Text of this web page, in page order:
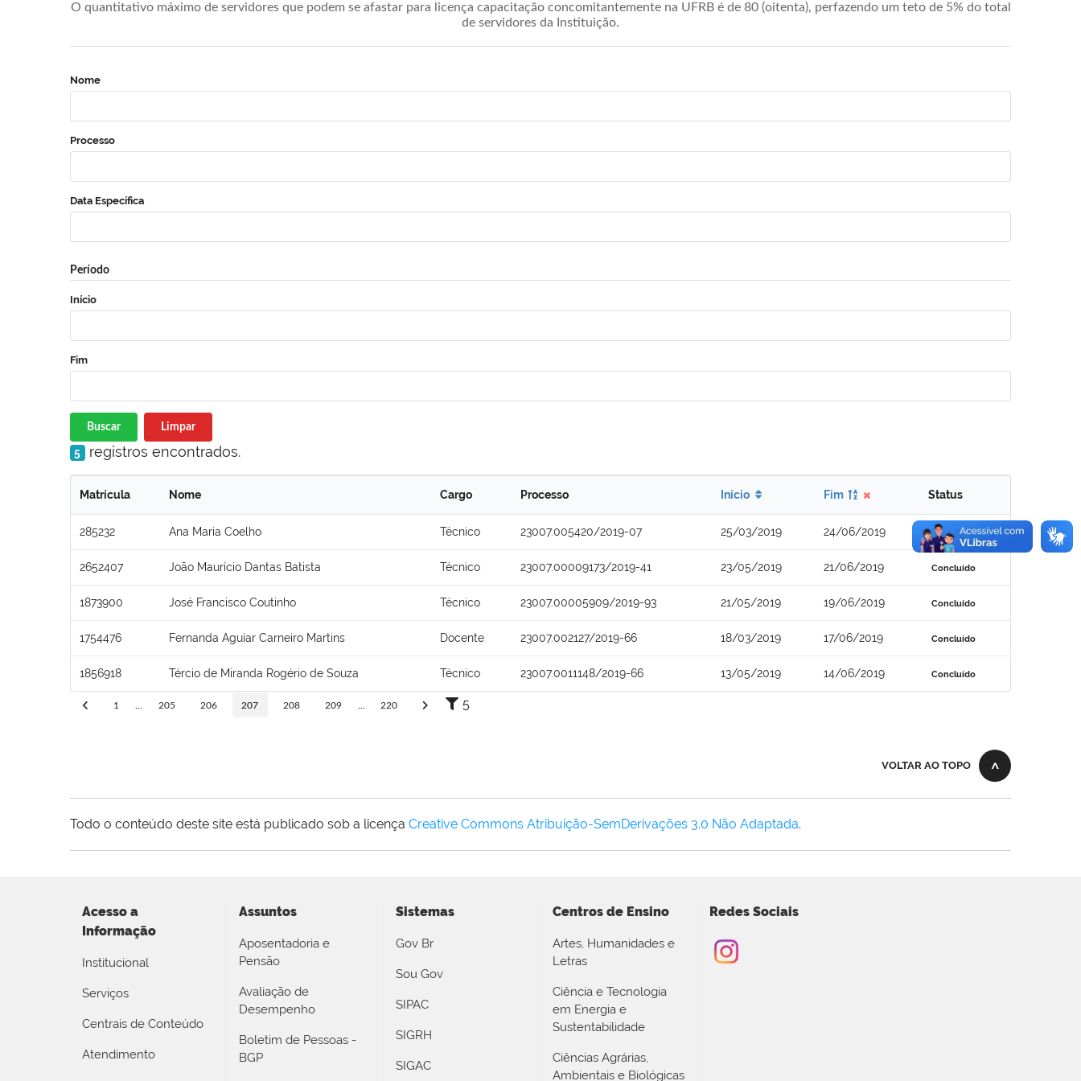
O quantitativo máximo de servidores que podem se afastar para licença capacitação concomitantemente na UFRB é de 80 (oitenta), perfazendo um teto de 5% do total
de servidores da Instituição.
Nome
Processo
Data Específica
Período
Início
Fim
Buscar Limpar
5 registros encontrados.
Matrícula Nome Cargo Processo Início Fim Status
285232 Ana Maria Coelho Técnico 23007.005420/2019-07 25/03/2019 24/06/2019 Concluído
2652407 João Maurício Dantas Batista Técnico 23007.00009173/2019-41 23/05/2019 21/06/2019 Concluído
1873900 José Francisco Coutinho Técnico 23007.00005909/2019-93 21/05/2019 19/06/2019 Concluído
1754476 Fernanda Aguiar Carneiro Martins Docente 23007.002127/2019-66 18/03/2019 17/06/2019 Concluído
1856918 Tércio de Miranda Rogério de Souza Técnico 23007.0011148/2019-66 13/05/2019 14/06/2019 Concluído
1 205 206 207 208 209 220 5
VOLTAR AO TOPO
Todo o conteúdo deste site está publicado sob a licença Creative Commons Atribuição-SemDerivações 3.0 Não Adaptada.
Acesso a
Informação
Institucional
Serviços
Centrais de Conteúdo
Atendimento
Assuntos
Aposentadoria e
Pensão
Avaliação de
Desempenho
Boletim de Pessoas -
BGP
Sistemas
Gov Br
Sou Gov
SIPAC
SIGRH
SIGAC
Centros de Ensino
Artes, Humanidades e
Letras
Ciência e Tecnologia
em Energia e
Sustentabilidade
Ciências Agrárias,
Ambientais e Biológicas
Redes Sociais